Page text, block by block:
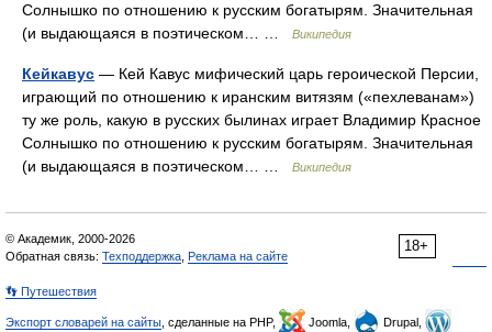
Солнышко по отношению к русским богатырям. Значительная
(и выдающаяся в поэтическом… …
Википедия
Кейкавус — Кей Кавус мифический царь героической Персии,
играющий по отношению к иранским витязям («пехлеванам»)
ту же роль, какую в русских былинах играет Владимир Красное
Солнышко по отношению к русским богатырям. Значительная
(и выдающаяся в поэтическом… …
Википедия
18+
© Академик, 2000-2026
Обратная связь: Техподдержка Реклама на сайте
👣 Путешествия
Экспорт словарей на сайты , сделанные на PHP, Joomla,
Drupal,